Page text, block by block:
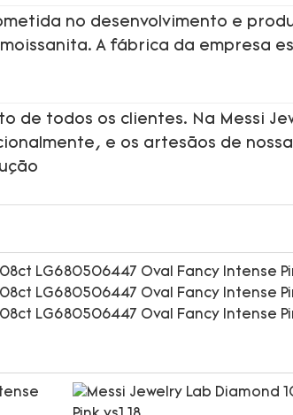
no desenvolvimento e
A fábrica da empresa
de todos os clientes. Na Messi
e os artesãos de nossa